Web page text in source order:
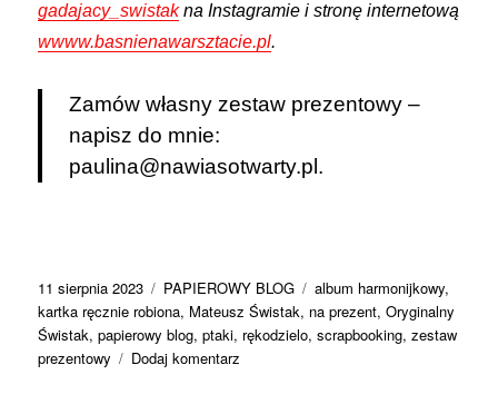
gadajacy_swistakna Instagramie i stronę internetową
wwww.basnienawarsztacie.pl.
Zamów własny zestaw prezentowy –
napisz do mnie:
paulina@nawiasotwarty.pl .
Data
publikacji
11 sierpnia 2023 Kategorie
PAPIEROWY BLOG Tagi
album harmonijkowy,
kartka ręcznie robiona, Mateusz Świstak, na prezent,Oryginalny
Świstak,papierowy blog,ptaki, rękodzielo,scrapbooking,zestaw
prezentowy
Dodaj komentarz